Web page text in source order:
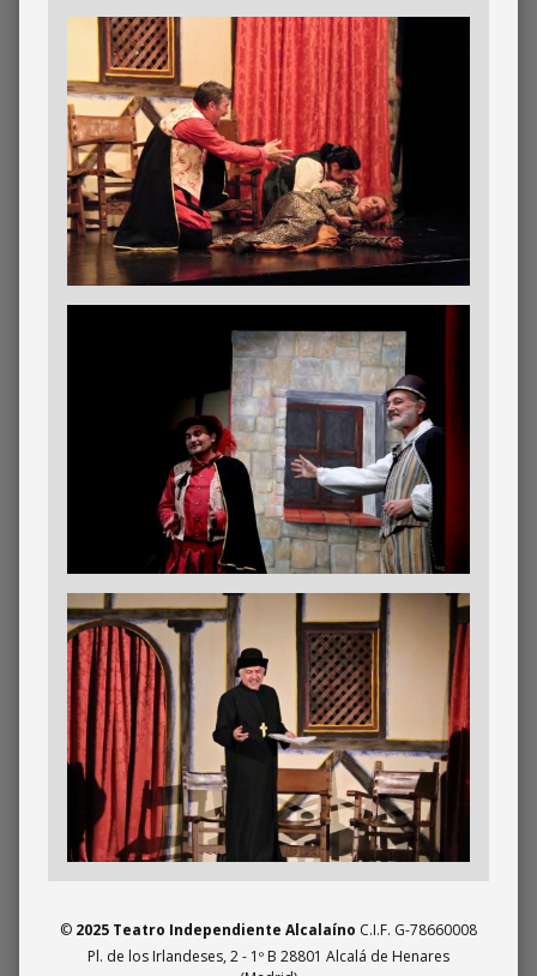
Imagen
Imagen
Imagen
© 2025 Teatro Independiente Alcalaíno C.I.F. G-78660008
Pl. de los Irlandeses, 2 - 1º B 28801 Alcalá de Henares